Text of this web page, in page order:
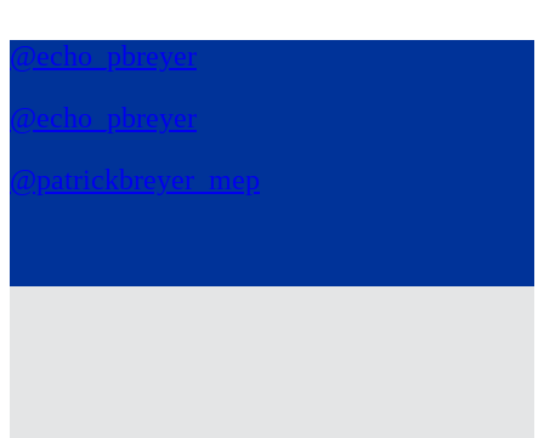
@echo_pbreyer
@echo_pbreyer
@patrickbreyer_mep